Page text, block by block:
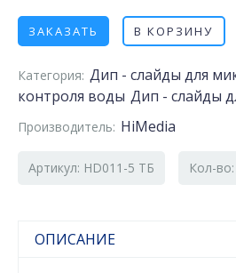
ЗАКАЗАТЬ В КОРЗИНУ
Категория: Дип - слайды для
контроля воды Дип - слайды
Производитель: HiMedia
Артикул: HD011-5 ТБ Кол-
ОПИСАНИЕ